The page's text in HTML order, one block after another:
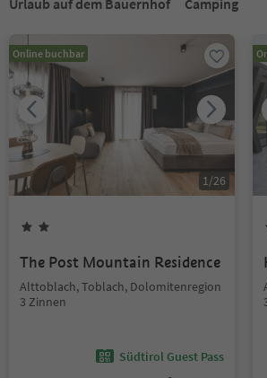
Urlaub auf dem Bauernhof
Camping
Online buchbar
1/26
The Post Mountain Residence
Alttoblach, Toblach, Dolomitenregion
3 Zinnen
Südtirol Guest Pass